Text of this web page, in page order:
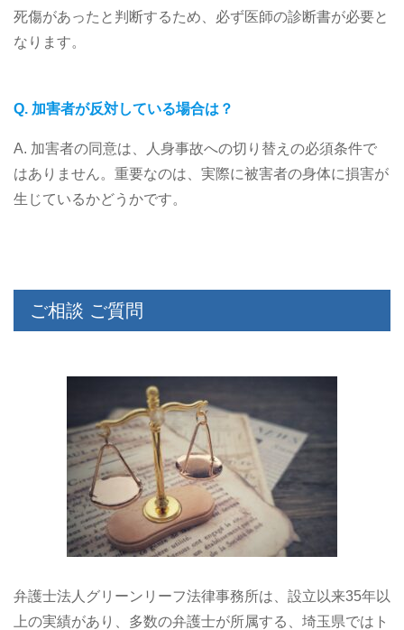
死傷があったと判断するため、必ず医師の診断書が必要と
なります。
Q. 加害者が反対している場合は？
A. 加害者の同意は、人身事故への切り替えの必須条件で
はありません。重要なのは、実際に被害者の身体に損害が
生じているかどうかです。
ご相談 ご質問
弁護士法人グリーンリーフ法律事務所は、設立以来35年以
上の実績があり、多数の弁護士が所属する、埼玉県ではト